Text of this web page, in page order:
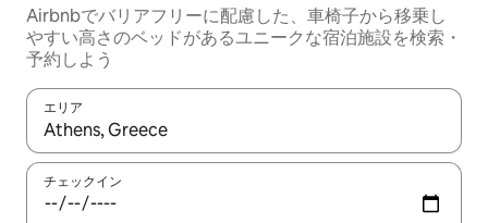
Airbnbでバリアフリーに配慮した、車椅子から移乗し
やすい高さのベッドがあるユニークな宿泊施設を検索・
予約しよう
エリア
検索結果が表示されたら、上下の矢印キーを使って移動するか
チェックイン